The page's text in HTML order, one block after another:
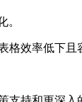
。
效率低下且